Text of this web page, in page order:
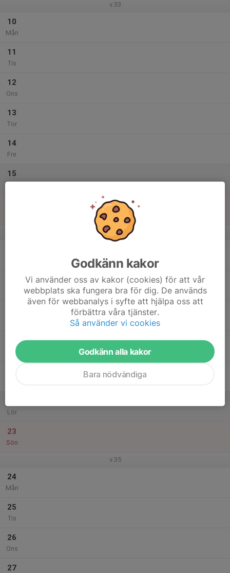
v.33
10
Mån
11
Tis
12
Ons
13
Tor
14
Fre
15
v.34
Tor
Lör
23
Sön
v.35
24
Mån
25
Tis
26
Ons
27
Godkänn kakor
Vi använder oss av kakor (cookies) för att vår
webbplats ska fungera bra för dig. De används
även för webbanalys i syfte att hjälpa oss att
förbättra våra tjänster.
Så använder vi cookies
Godkänn alla kakor
Bara nödvändiga